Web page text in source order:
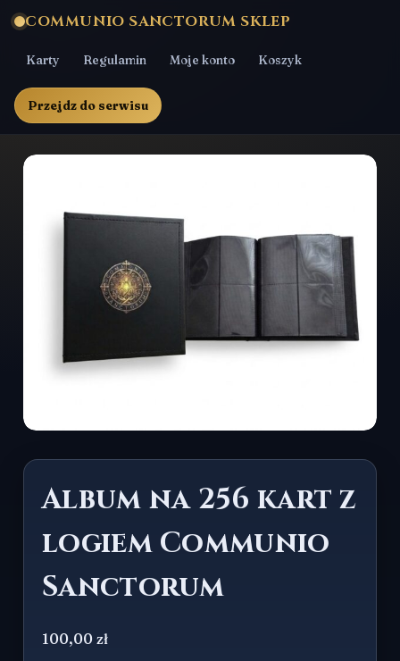
COMMUNIO SANCTORUM SKLEP
Karty Regulamin Moje konto Koszyk
Przejdz do serwisu
Album na 256 kart z
logiem Communio
Sanctorum
100,00 zł